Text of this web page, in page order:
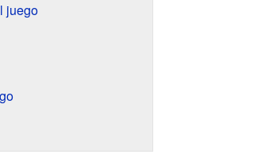
juego